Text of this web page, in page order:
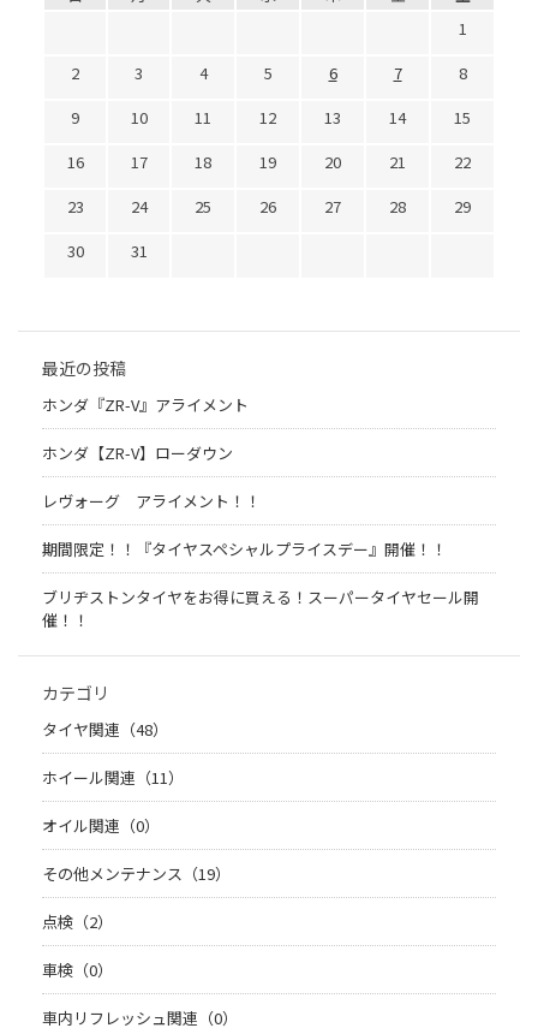
1
2
3 4 5 6 7
8
9
10 11 12 13 14
15
16
17 18 19 20 21
22
23
24 25 26 27 28
29
30
31
最近の投稿
ホンダ『ZR-V』アライメント
ホンダ【ZR-V】ローダウン
レヴォーグ アライメント！！
期間限定！！『タイヤスペシャルプライスデー』開催！！
ブリヂストンタイヤをお得に買える！スーパータイヤセール開
催！！
カテゴリ
タイヤ関連（48）
ホイール関連（11）
オイル関連（0）
その他メンテナンス（19）
点検（2）
車検（0）
車内リフレッシュ関連（0）